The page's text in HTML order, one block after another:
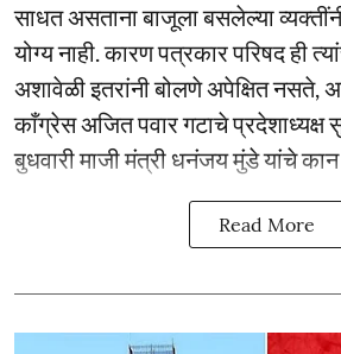
साधत असताना बाजूला बसलेल्या
योग्य नाही. कारण पत्रकार परिषद ही
अशावेळी इतरांनी बोलणे अपेक्षित नसते,
काँग्रेस अजित पवार गटाचे प्रदेशाध्यक्ष
बुधवारी माजी मंत्री धनंजय मुंडे यांचे कान
Read More